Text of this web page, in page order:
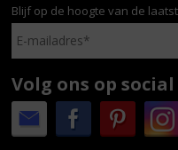
Blijf op de hoogte van de
Volg ons op